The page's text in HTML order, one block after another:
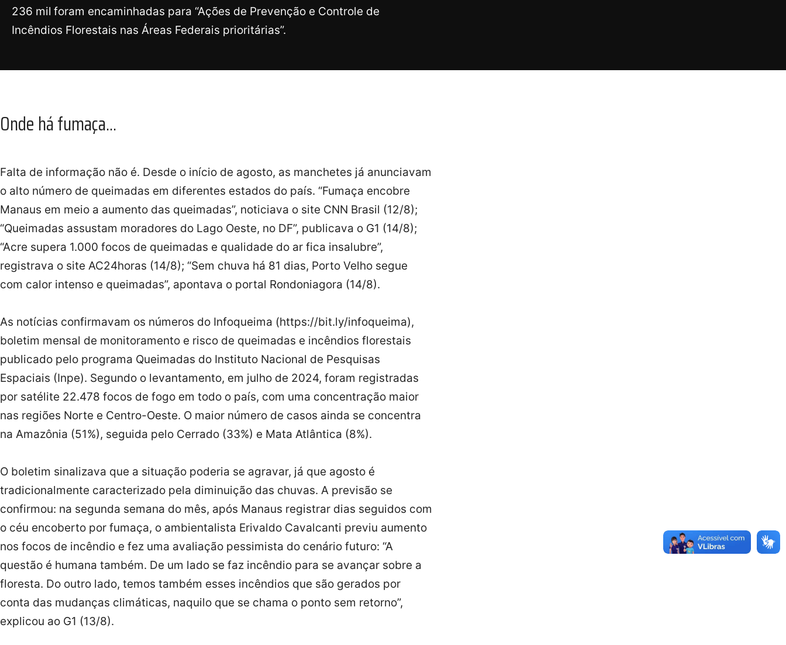
236 mil foram encaminhadas para “Ações de Prevenção e Controle de
Incêndios Florestais nas Áreas Federais prioritárias”.
Onde há fumaça...
Falta de informação não é. Desde o início de agosto, as manchetes já anunciavam
o alto número de queimadas em diferentes estados do país. “Fumaça encobre
Manaus em meio a aumento das queimadas”, noticiava o site CNN Brasil (12/8);
“Queimadas assustam moradores do Lago Oeste, no DF”, publicava o G1 (14/8);
“Acre supera 1.000 focos de queimadas e qualidade do ar fica insalubre”,
registrava o site AC24horas (14/8); “Sem chuva há 81 dias, Porto Velho segue
com calor intenso e queimadas”, apontava o portal Rondoniagora (14/8).
As notícias confirmavam os números do Infoqueima (https://bit.ly/infoqueima),
boletim mensal de monitoramento e risco de queimadas e incêndios florestais
publicado pelo programa Queimadas do Instituto Nacional de Pesquisas
Espaciais (Inpe). Segundo o levantamento, em julho de 2024, foram registradas
por satélite 22.478 focos de fogo em todo o país, com uma concentração maior
nas regiões Norte e Centro-Oeste. O maior número de casos ainda se concentra
na Amazônia (51%), seguida pelo Cerrado (33%) e Mata Atlântica (8%).
O boletim sinalizava que a situação poderia se agravar, já que agosto é
tradicionalmente caracterizado pela diminuição das chuvas. A previsão se
confirmou: na segunda semana do mês, após Manaus registrar dias seguidos com
o céu encoberto por fumaça, o ambientalista Erivaldo Cavalcanti previu aumento
nos focos de incêndio e fez uma avaliação pessimista do cenário futuro: “A
questão é humana também. De um lado se faz incêndio para se avançar sobre a
floresta. Do outro lado, temos também esses incêndios que são gerados por
conta das mudanças climáticas, naquilo que se chama o ponto sem retorno”,
explicou ao G1 (13/8).